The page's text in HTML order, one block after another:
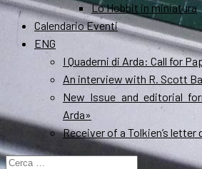
Lo Hobbit in miniatura
Calendario Eventi
ENG
I Quaderni di Arda: Call for
An interview with R. Scott
New Issue and editorial
Arda»
Receiver of a Tolkien’s letter
Ricerca